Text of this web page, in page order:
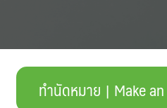
ทำนัดหมาย | Make